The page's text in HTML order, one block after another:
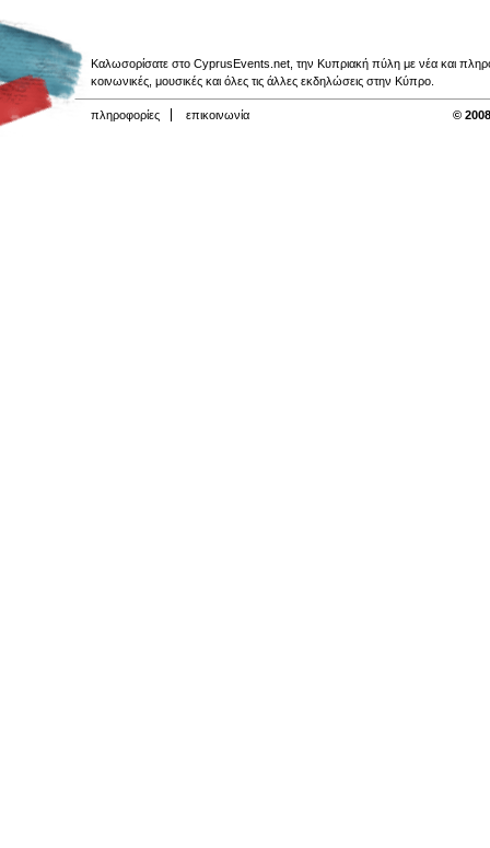
Καλωσορίσατε στο CyprusEvents.net, την Κυπριακή πύλη με νέα και
κοινωνικές, μουσικές και όλες τις άλλες εκδηλώσεις στην Κύπρο.
πληροφορίες επικοινωνία ©